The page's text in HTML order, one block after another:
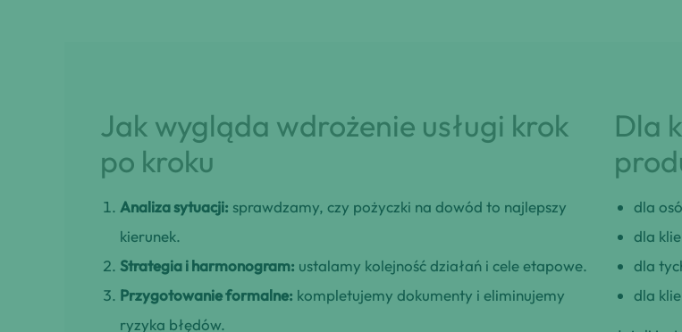
Jak wygląda wdrożenie usługi krok
po kroku
Analiza sytuacji: sprawdzamy, czy pożyczki na dowód to najlepszy
kierunek.
Strategia i harmonogram: ustalamy kolejność działań i cele etapowe.
Przygotowanie formalne: kompletujemy dokumenty i eliminujemy
ryzyka błędów.
Dla
dla
dla
dla
dla